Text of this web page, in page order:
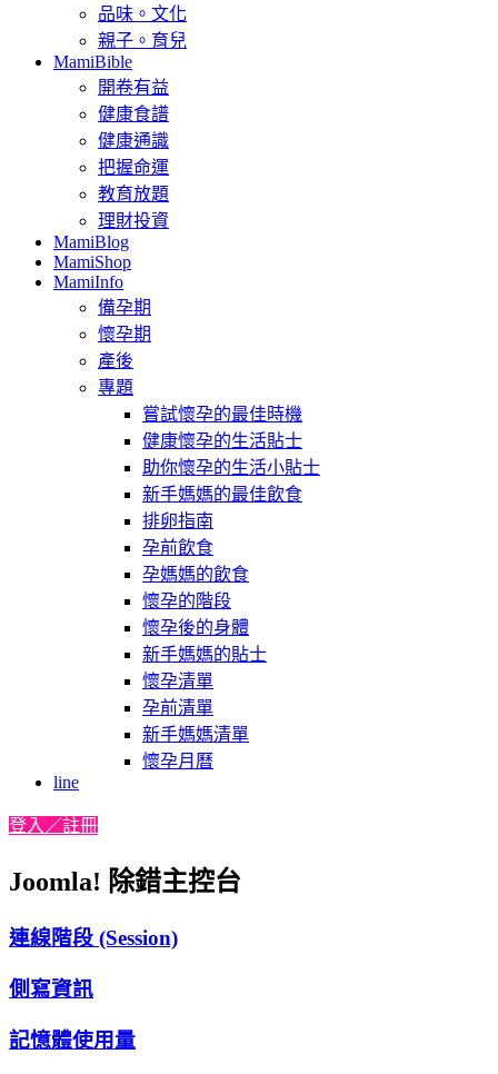
品味。文化
親子。育兒
MamiBible
開卷有益
健康食譜
健康通識
把握命運
教育放題
理財投資
MamiBlog
MamiShop
MamiInfo
備孕期
懷孕期
產後
專題
嘗試懷孕的最佳時機
健康懷孕的生活貼士
助你懷孕的生活小貼士
新手媽媽的最佳飲食
排卵指南
孕前飲食
孕媽媽的飲食
懷孕的階段
懷孕後的身體
新手媽媽的貼士
懷孕清單
孕前清單
新手媽媽清單
懷孕月曆
line
登入／註冊
Joomla! 除錯主控台
連線階段 (Session)
側寫資訊
記憶體使用量